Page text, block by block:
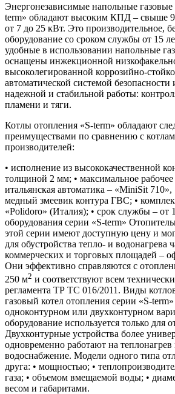
Энергонезависимые напольные
term» обладают высоким КПД – свыше
от 7 до 25 кВт. Это производительное,
оборудование со сроком службы от 15
удобные в использовании напольные
оснащены инжекционной
высоколегированной коррозийно-
автоматической системой
надежной и стабильной работы:
пламени и тяги.
Котлы отопления «S-term» обладают
преимуществами по сравнению с
производителей:
• исполнение из высококачественной
толщиной 2 мм; • максимальное рабочее
итальянская автоматика – «MiniSit 710»,
медный змеевик контура ГВС; •
«Polidoro» (Италия); • срок службы – от
оборудования серии «S-term»
этой серии имеют доступную цену и
для обустройства тепло- и водонагрева
коммерческих и торговых площадей –
Они эффективно справляются с
250 м2 и соответствуют всем
регламента ТР ТС 016/2011. Виды
газовый котел отопления серии «S-
одноконтурном или двухконтурном
оборудование используется только для
Двухконтурные устройства более
одновременно работают на теплонагрев
водоснабжение. Модели одного типа
друга: • мощностью; •
газа; • объемом вмещаемой воды; •
весом и габаритами.